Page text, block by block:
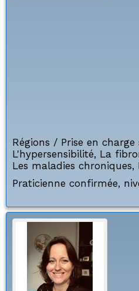
Régions / Prise en charge
L'hypersensibilité, La
Les maladies chroniques,
Praticienne confirmée,